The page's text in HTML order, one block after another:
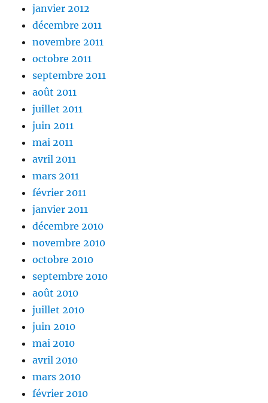
janvier 2012
décembre 2011
novembre 2011
octobre 2011
septembre 2011
août 2011
juillet 2011
juin 2011
mai 2011
avril 2011
mars 2011
février 2011
janvier 2011
décembre 2010
novembre 2010
octobre 2010
septembre 2010
août 2010
juillet 2010
juin 2010
mai 2010
avril 2010
mars 2010
février 2010